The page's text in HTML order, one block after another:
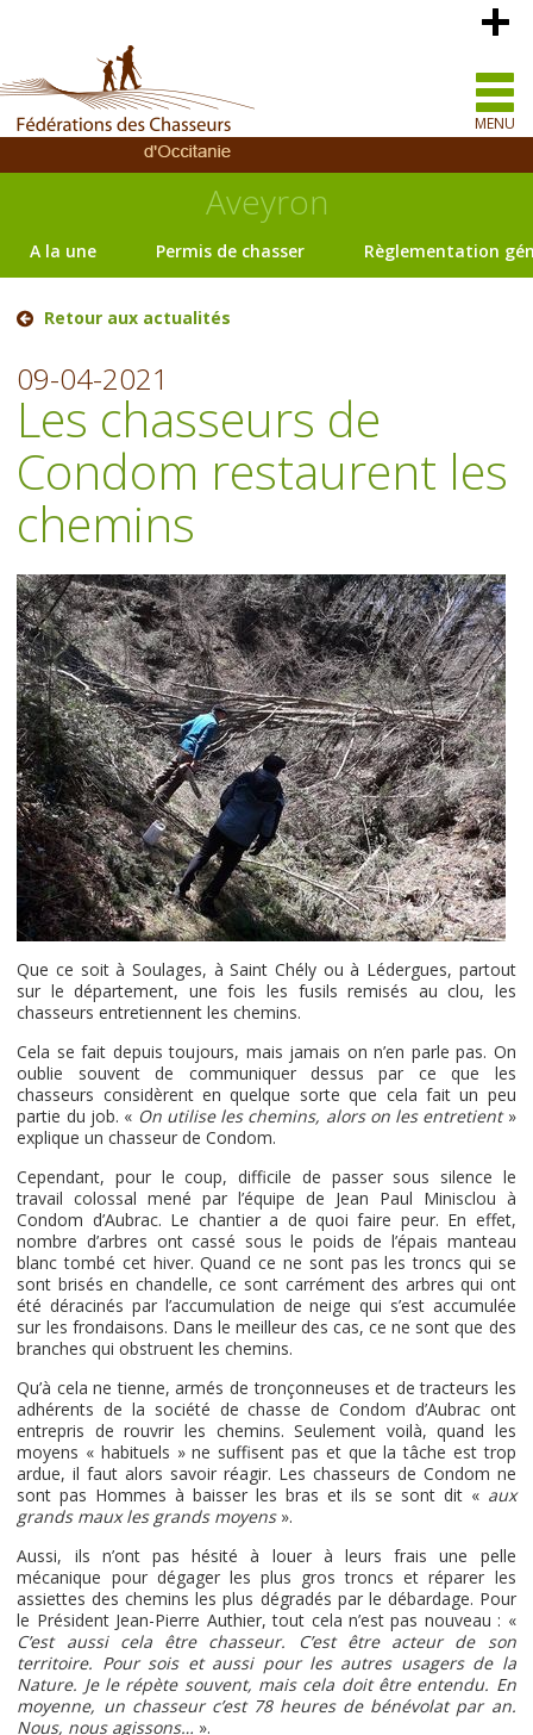
MENU
Aveyron
A la une Permis de chasser Règlementation
Retour aux actualités
09-04-2021
Les chasseurs de
Condom restaurent les
chemins
Que ce soit à Soulages, à Saint Chély ou à Lédergues, partout
sur le département, une fois les fusils remisés au clou, les
chasseurs entretiennent les chemins.
Cela se fait depuis toujours, mais jamais on n’en parle pas. On
oublie souvent de communiquer dessus par ce que les
chasseurs considèrent en quelque sorte que cela fait un peu
partie du job. « On utilise les chemins, alors on les entretient»
explique un chasseur de Condom.
Cependant, pour le coup, difficile de passer sous silence le
travail colossal mené par l’équipe de Jean Paul Minisclou à
Condom d’Aubrac. Le chantier a de quoi faire peur. En effet,
nombre d’arbres ont cassé sous le poids de l’épais manteau
blanc tombé cet hiver. Quand ce ne sont pas les troncs qui se
sont brisés en chandelle, ce sont carrément des arbres qui ont
été déracinés par l’accumulation de neige qui s’est accumulée
sur les frondaisons. Dans le meilleur des cas, ce ne sont que des
branches qui obstruent les chemins.
Qu’à cela ne tienne, armés de tronçonneuses et de tracteurs les
adhérents de la société de chasse de Condom d’Aubrac ont
entrepris de rouvrir les chemins. Seulement voilà, quand les
moyens « habituels » ne suffisent pas et que la tâche est trop
ardue, il faut alors savoir réagir. Les chasseurs de Condom ne
sont pas Hommes à baisser les bras et ils se sont dit « aux
grands maux les grands moyens».
Aussi, ils n’ont pas hésité à louer à leurs frais une pelle
mécanique pour dégager les plus gros troncs et réparer les
assiettes des chemins les plus dégradés par le débardage. Pour
le Président Jean-Pierre Authier, tout cela n’est pas nouveau : «
C’est aussi cela être chasseur. C’est être acteur de son
territoire. Pour sois et aussi pour les autres usagers de la
Nature. Je le répète souvent, mais cela doit être entendu. En
moyenne, un chasseur c’est 78 heures de bénévolat par an.
Nous, nous agissons… ».